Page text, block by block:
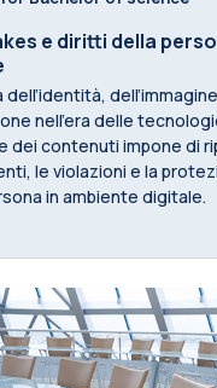
e diritti della
nell’era delle
dei contenuti impone di
le violazioni e la
in ambiente digitale.